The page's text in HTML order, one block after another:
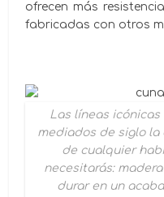
ofrecen más
fabricadas con otros
Las líneas
mediados de siglo la
de cualquier
necesitarás:
durar en un